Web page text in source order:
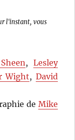
l'instant, vous
, Lesley
Wight, David
de Mike